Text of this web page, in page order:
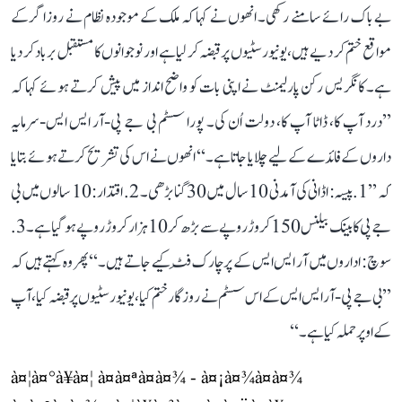
بے باک رائے سامنے رکھی۔ انھوں نے کہا کہ ملک کے موجودہ نظام نے روزاگر کے
مواقع ختم کر دیے ہیں، یونیورسٹیوں پر قبضہ کر لیا ہے اور نوجوانوں کا مستقبل برباد کر دیا
ہے۔ کانگریس رکن پارلیمنٹ نے اپنی بات کو واضح انداز میں پیش کرتے ہوئے کہا کہ
’’درد آپ کا، ڈاٹا آپ کا، دولت اُن کی۔ پورا سسٹم بی جے پی-آر ایس ایس-سرمایہ
داروں کے فائدے کے لیے چلایا جاتا ہے۔‘‘ انھوں نے اس کی تشریح کرتے ہوئے بتایا
کہ ’’1. پیسہ: اڈانی کی آمدنی 10 سال میں 30 گنا بڑھی۔ 2. اقتدار: 10 سالوں میں بی
جے پی کا بینک بیلنس 150 کروڑ روپے سے بڑھ کر 10 ہزار کروڑ روپے ہو گیا ہے۔ 3.
سوچ: اداروں میں آر ایس ایس کے پرچارک فِٹ کیے جاتے ہیں۔‘‘ پھر وہ کہتے ہیں کہ
’’بی جے پی-آر ایس ایس کے اس سسٹم نے روزگار ختم کیا، یونیورسٹیوں پر قبضہ کیا، آپ
کے اوپر حملہ کیا ہے۔‘‘
à¤¦à¤°à¥à¤¦ à¤à¤ªà¤à¤¾ - à¤¡à¤¾à¤à¤¾